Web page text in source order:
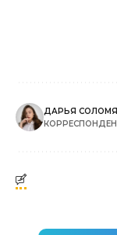
ДАРЬЯ